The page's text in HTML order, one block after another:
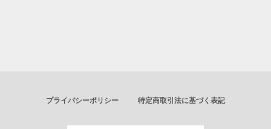
プライバシーポリシー 特定商取引法に基づく表記